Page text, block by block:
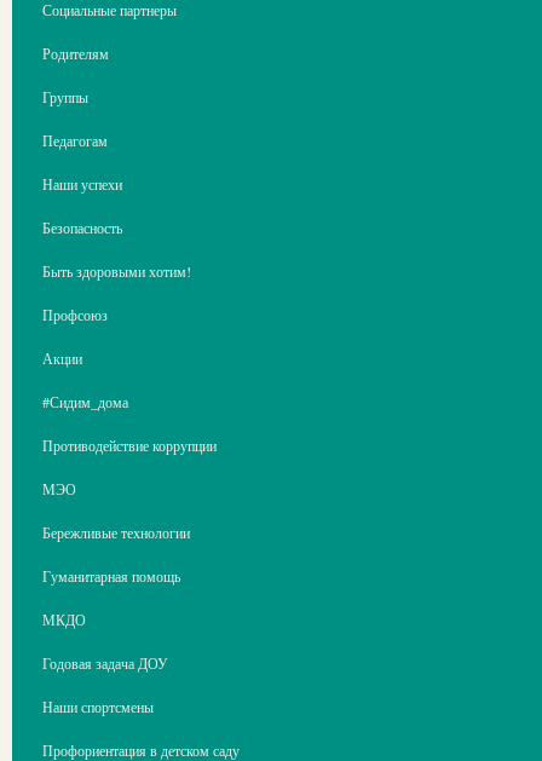
Социальные партнеры
Родителям
Группы
Педагогам
Наши успехи
Безопасность
Быть здоровыми хотим!
Профсоюз
Акции
#Сидим_дома
Противодействие коррупции
МЭО
Бережливые технологии
Гуманитарная помощь
МКДО
Годовая задача ДОУ
Наши спортсмены
Профориентация в детском саду